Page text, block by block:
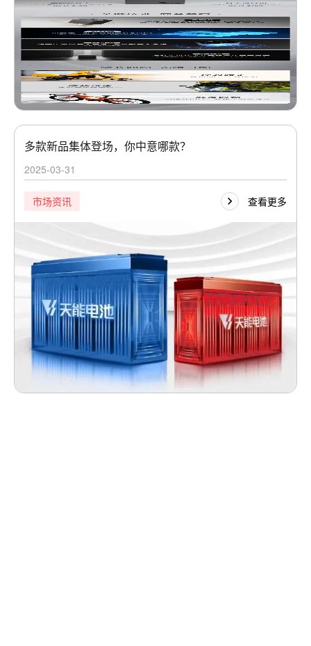
多款新品集体登场，你中意哪款？
2025-03-31
市场资讯 查看更多